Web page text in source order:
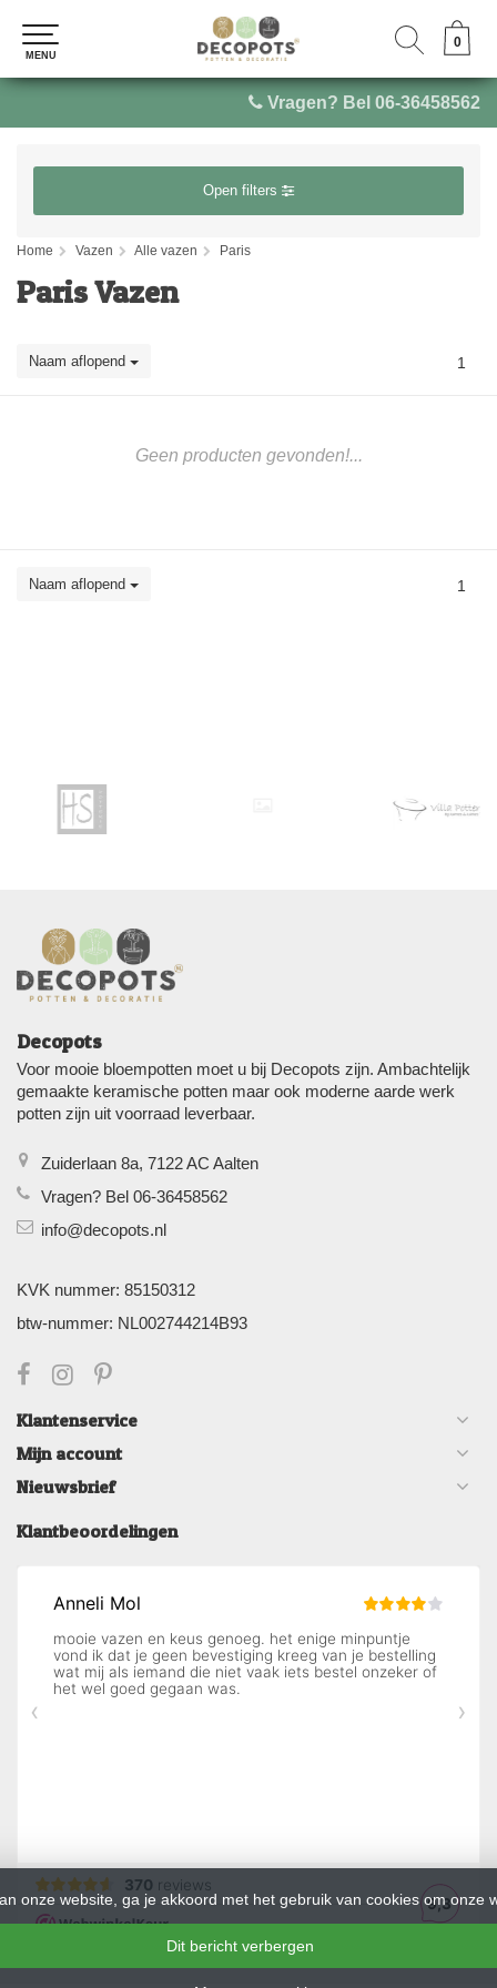
Vragen? Bel 06-36458562
0
MENU
0
MENU
Open filters
Home Vazen Alle vazen Paris
Paris Vazen
Naam aflopend 1
Geen producten gevonden!...
Naam aflopend 1
Decopots
Voor mooie bloempotten moet u bij Decopots zijn. Ambachtelijk
gemaakte keramische potten maar ook moderne aarde werk
potten zijn uit voorraad leverbaar.
Zuiderlaan 8a, 7122 AC Aalten
Vragen? Bel 06-36458562
info@decopots.nl
KVK nummer: 85150312
btw-nummer: NL002744214B93
Klantenservice
Mijn account
Nieuwsbrief
Klantbeoordelingen
onze website, ga je akkoord met het gebruik van cookies om onze
Dit bericht verbergen